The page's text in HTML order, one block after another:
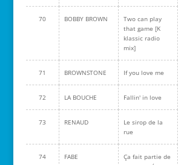
70 BOBBY BROWN
Two can play
that game [K
klassic radio
mix]
71 BROWNSTONE If you love me
72 LA BOUCHE Fallin' in love
73 RENAUD
Le sirop de la
rue
74 FABE
Ça fait partie de